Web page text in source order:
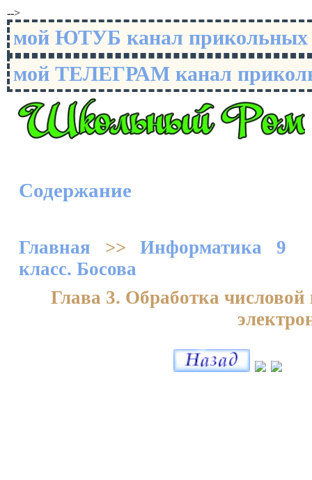
-->
мой ЮТУБ канал
мой ТЕЛЕГРАМ канал
Содержание
Главная >>Информатика 9
класс. Босова
Глава 3. Обработка